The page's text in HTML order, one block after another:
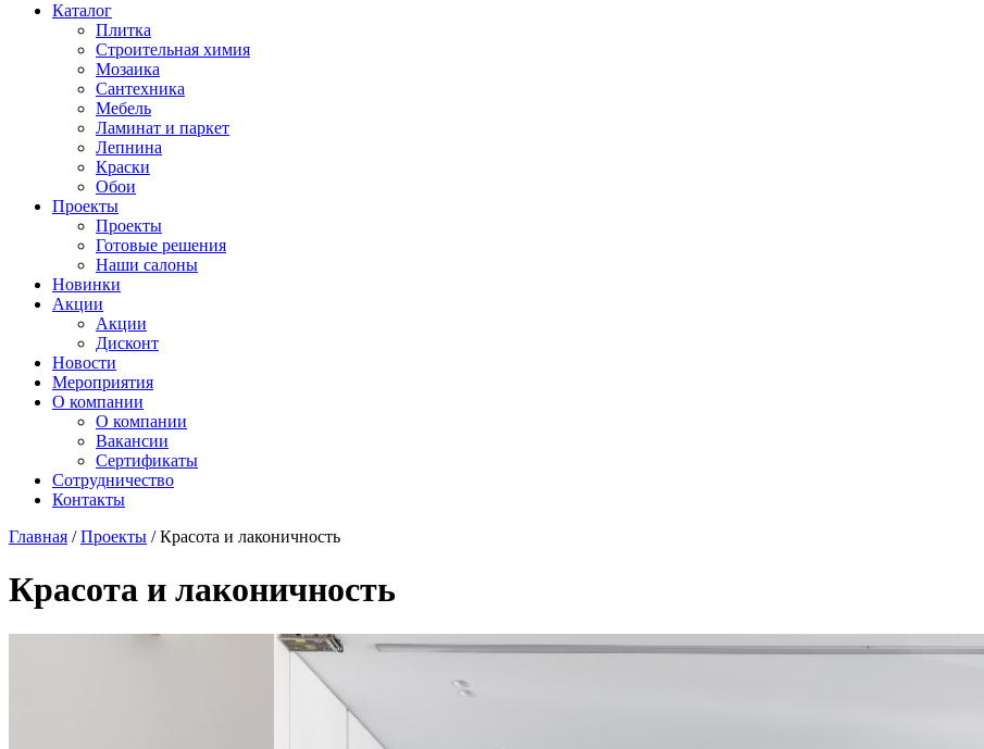
Каталог
Плитка
Строительная химия
Мозаика
Сантехника
Мебель
Ламинат и паркет
Лепнина
Краски
Обои
Проекты
Проекты
Готовые решения
Наши салоны
Новинки
Акции
Акции
Дисконт
Новости
Мероприятия
О компании
О компании
Вакансии
Сертификаты
Сотрудничество
Контакты
Главная /Проекты /Красота и лаконичность
Красота и лаконичность